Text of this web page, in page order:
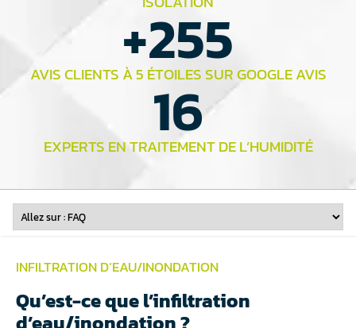
AVIS CLIENTS À 5 ÉTOILES SUR GOOGLE AVIS
+255
EXPERTS EN TRAITEMENT DE L’HUMIDITÉ
16
INFILTRATION D’EAU/INONDATION
Qu’est-ce que l’infiltration